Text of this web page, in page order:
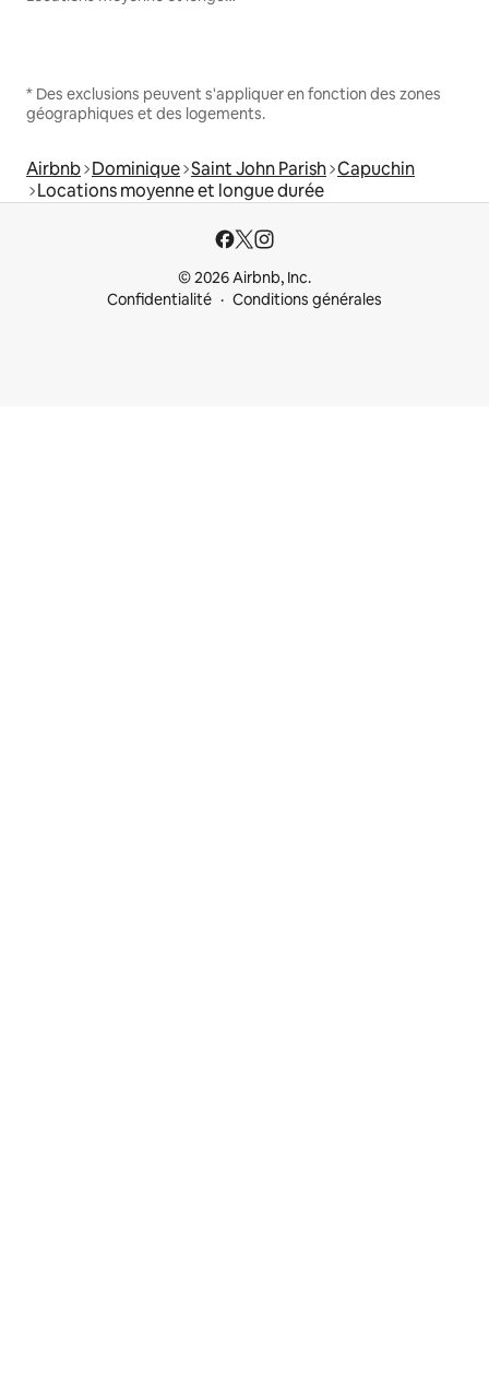
* Des exclusions peuvent s'appliquer en fonction des zones
géographiques et des logements.
Airbnb Dominique Saint John Parish Capuchin
Locations moyenne et longue durée
© 2026 Airbnb, Inc.
Confidentialité
Conditions générales